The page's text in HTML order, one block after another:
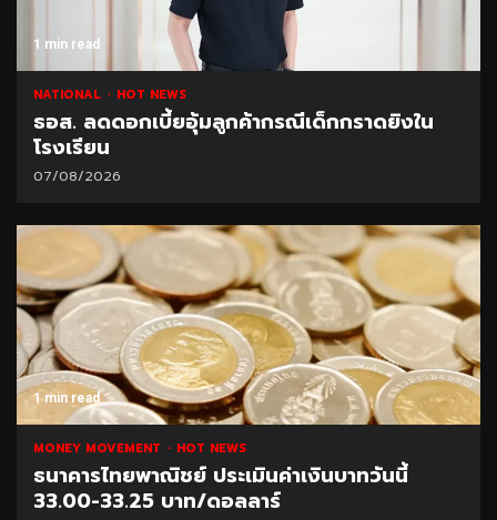
1 min read
NATIONAL HOT NEWS
ธอส. ลดดอกเบี้ยอุ้มลูกค้ากรณีเด็กกราดยิงใน
โรงเรียน
07/08/2026
1 min read
MONEY MOVEMENT HOT NEWS
ธนาคารไทยพาณิชย์ ประเมินค่าเงินบาทวันนี้
33.00-33.25 บาท/ดอลลาร์